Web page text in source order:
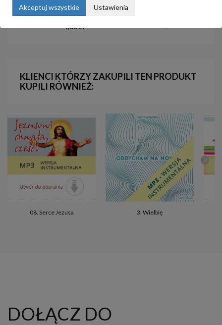
4. Doświadczenie wolności
4,00 zł
KLIENCI KTÓRZY ZAKUPILI TEN PRODUKT
KUPILI RÓWNIEŻ:
08. Serce Jezusa 3. Wielbię
DOŁĄCZ DO
Akceptuj wszystkie Ustawienia